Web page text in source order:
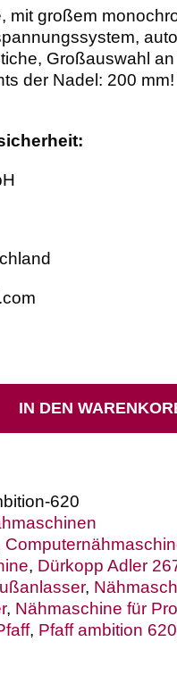
mit großem
Großauswahl
der Nadel: 200
IN DEN
620
, Dürkopp Adler
,
, Nähmaschine für
, Pfaff ambition 620